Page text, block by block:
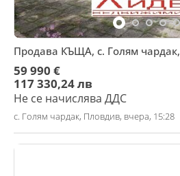
Продава КЪЩА, с. Голям
59 990 €
117 330,24 лв
Не се начислява ДДС
с. Голям чардак, Пловдив, вчера, 15:28